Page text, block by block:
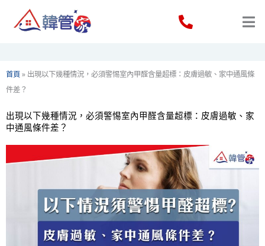
首頁» 出現以下幾種情況，必須警惕室內甲醛含量超標：皮膚過敏、家中通風條
件差？
出現以下幾種情況，必須警惕室內甲醛含量超標：皮膚過敏、家
中通風條件差？